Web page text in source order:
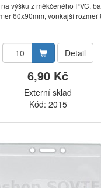
výšku z měkčeného PVC,
60x90mm, vonkajší rozmer
Detail
6,90 Kč
Externí sklad
Kód: 2015